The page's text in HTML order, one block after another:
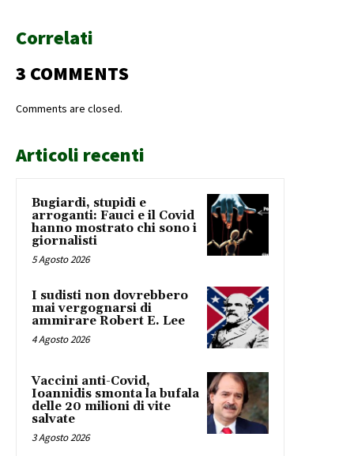
Correlati
3 COMMENTS
Comments are closed.
Articoli recenti
Bugiardi, stupidi e
arroganti: Fauci e il Covid
hanno mostrato chi sono i
giornalisti
5 Agosto 2026
I sudisti non dovrebbero
mai vergognarsi di
ammirare Robert E. Lee
4 Agosto 2026
Vaccini anti-Covid,
Ioannidis smonta la bufala
delle 20 milioni di vite
salvate
3 Agosto 2026